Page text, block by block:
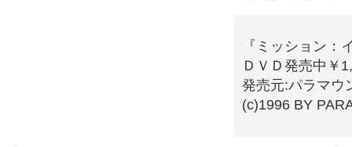
『ミッション：
ＤＶＤ発売中￥
発売元:パラマウ
(c)1996 BY